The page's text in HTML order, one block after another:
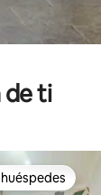
de ti
preferido